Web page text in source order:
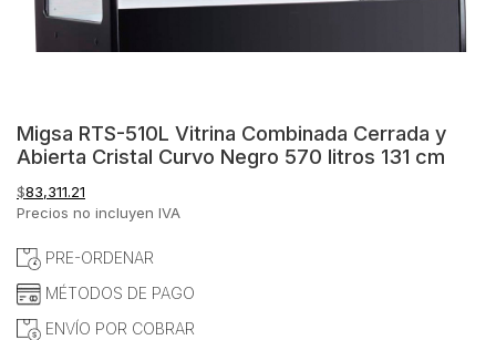
Migsa RTS-510L Vitrina Combinada Cerrada y
Abierta Cristal Curvo Negro 570 litros 131 cm
$83,311.21
Precios no incluyen IVA
PRE-ORDENAR
MÉTODOS DE PAGO
ENVÍO POR COBRAR